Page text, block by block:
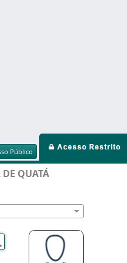
QUATÁ
Público